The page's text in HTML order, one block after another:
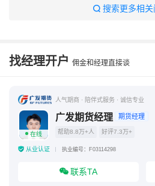
国内期货交易平台哪个好
搜索更多相关
找经理开户 佣金和经理直接谈
人气期商 · 陪伴式服务 · 诚信专业
在线
广发期货经理 期货经理
帮助8.8万+人 好评7.3万+
从业认证 执业编号：F03114298
联系TA